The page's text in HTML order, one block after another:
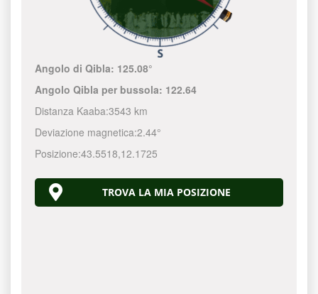
Angolo di Qibla: 125.08°
Angolo Qibla per bussola: 122.64
Distanza Kaaba:3543 km
Deviazione magnetica:2.44°
Posizione:43.5518,12.1725
TROVA LA MIA POSIZIONE